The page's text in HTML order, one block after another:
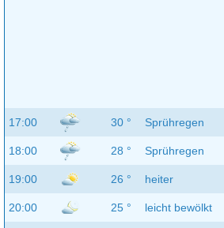
17:00 30 ° Sprühregen
18:00 28 ° Sprühregen
19:00 26 ° heiter
20:00 25 ° leicht bewölkt